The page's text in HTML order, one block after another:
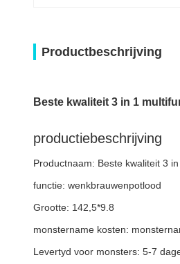
Productbeschrijving
Beste kwaliteit 3 in 1
productiebeschrijving
Productnaam: Beste kwaliteit 3
functie: wenkbrauwenpotlood
Grootte: 142,5*9.8
monstername kosten:
Levertyd voor monsters: 5-7